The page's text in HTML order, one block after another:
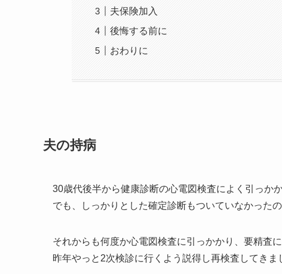
夫保険加入
後悔する前に
おわりに
夫の持病
30歳代後半から健康診断の心電図検査によく引っか
でも、しっかりとした確定診断もついていなかった
それからも何度か心電図検査に引っかかり、要精査に
昨年やっと2次検診に行くよう説得し再検査してきま